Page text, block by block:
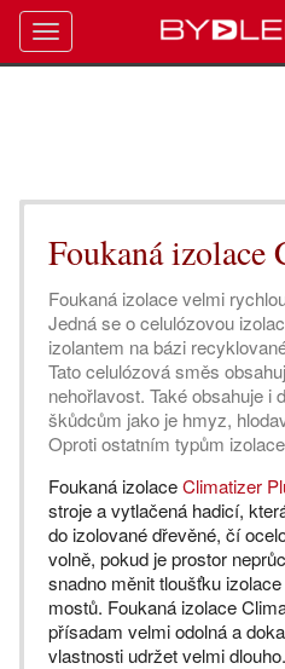
Foukaná izolace
Foukaná izolace velmi
Jedná se o celulózovou
izolantem na bázi
Tato celulózová směs
nehořlavost. Také obsahuje i
škůdcům jako je hmyz,
Oproti ostatním typům
Foukaná izolaceClimatizer
stroje a vytlačená hadicí,
do izolované dřevěné, čí
volně, pokud je prostor
snadno měnit tloušťku
mostů. Foukaná izolace
přísadam velmi odolná a
vlastnosti udržet velmi dlouho.
Toggle
navigation